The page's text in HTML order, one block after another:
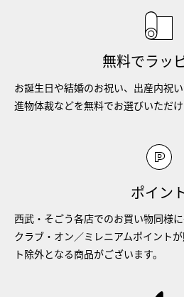
無料でラッ
お誕生日や結婚のお祝い、出産内祝
進物体裁などを無料でお選びいただけ
ポイン
西武・そごう各店でのお買い物同様
クラブ・オン／ミレニアムポイント
ト除外となる商品がございます。